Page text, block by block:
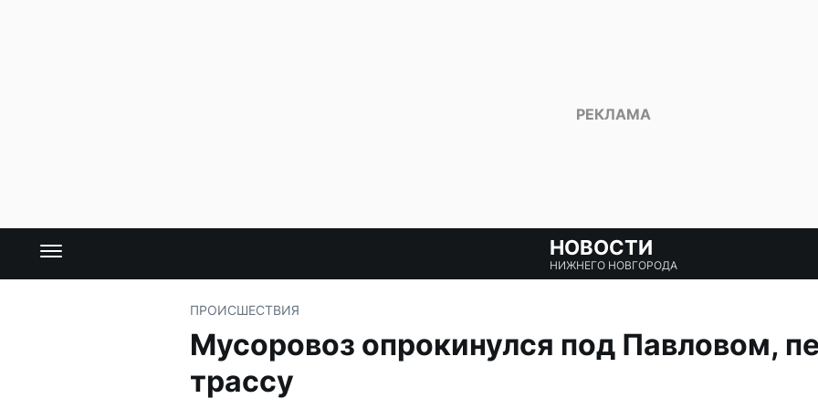
НОВОСТИ
НИЖНЕГО НОВГОРОДА
ПРОИСШЕСТВИЯ
Мусоровоз опрокинулся под Павловом,
трассу